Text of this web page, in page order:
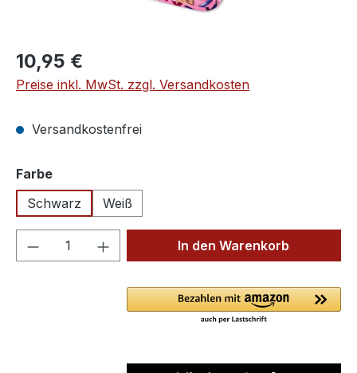
Regulärer Preis:
10,95 €
Preise inkl. MwSt. zzgl. Versandkosten
Versandkostenfrei
Farbeauswählen
Schwarz
Weiß
Produkt Anzahl: Gib denIn den Warenkorb